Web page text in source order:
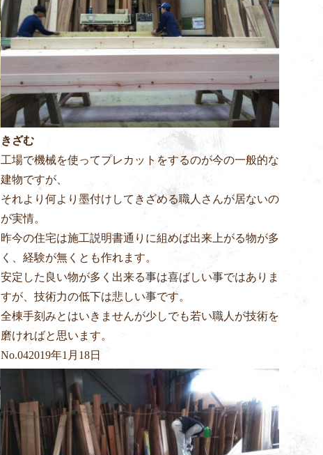
きざむ
工場で機械を使ってプレカットをするのが今の一般的な
建物ですが、
それより何より墨付けしてきざめる職人さんが居ないの
が実情。
昨今の住宅は施工説明書通りに組めば出来上がる物が多
く、経験が無くとも作れます。
安定した良い物が多く出来る事は喜ばしい事ではありま
すが、技術力の低下は悲しい事です。
全棟手刻みとはいきませんが少しでも若い職人が技術を
磨ければと思います。
No.042019年1月18日